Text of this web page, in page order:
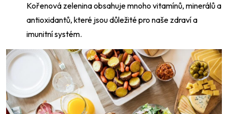
Kořenová zelenina obsahuje mnoho vitamínů, minerálů a
antioxidantů, které jsou důležité pro naše zdraví a
imunitní systém.